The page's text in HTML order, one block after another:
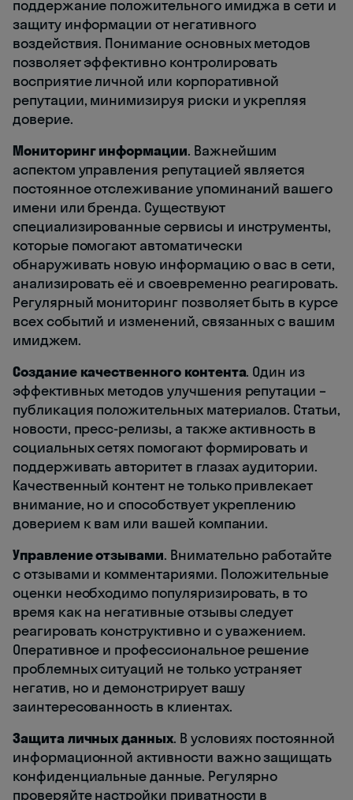
поддержание положительного имиджа в сети и
защиту информации от негативного
воздействия. Понимание основных методов
позволяет эффективно контролировать
восприятие личной или корпоративной
репутации, минимизируя риски и укрепляя
доверие.
Мониторинг информации. Важнейшим
аспектом управления репутацией является
постоянное отслеживание упоминаний вашего
имени или бренда. Существуют
специализированные сервисы и инструменты,
которые помогают автоматически
обнаруживать новую информацию о вас в сети,
анализировать её и своевременно реагировать.
Регулярный мониторинг позволяет быть в курсе
всех событий и изменений, связанных с вашим
имиджем.
Создание качественного контента. Один из
эффективных методов улучшения репутации –
публикация положительных материалов. Статьи,
новости, пресс-релизы, а также активность в
социальных сетях помогают формировать и
поддерживать авторитет в глазах аудитории.
Качественный контент не только привлекает
внимание, но и способствует укреплению
доверием к вам или вашей компании.
Управление отзывами. Внимательно работайте
с отзывами и комментариями. Положительные
оценки необходимо популяризировать, в то
время как на негативные отзывы следует
реагировать конструктивно и с уважением.
Оперативное и профессиональное решение
проблемных ситуаций не только устраняет
негатив, но и демонстрирует вашу
заинтересованность в клиентах.
Защита личных данных. В условиях постоянной
информационной активности важно защищать
конфиденциальные данные. Регулярно
проверяйте настройки приватности в